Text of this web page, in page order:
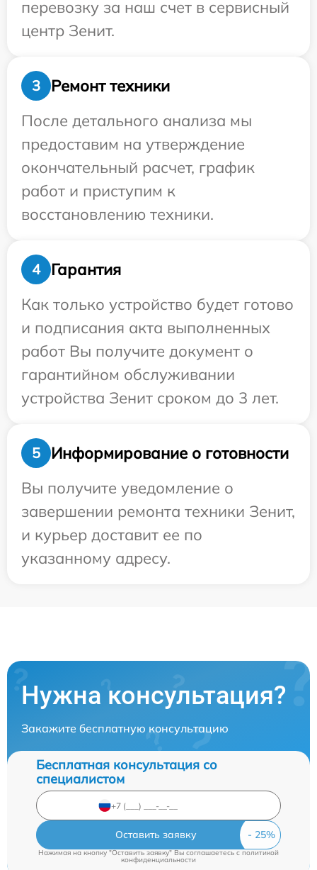
перевозку за наш счет в сервисный
центр Зенит.
3
Ремонт техники
После детального анализа мы
предоставим на утверждение
окончательный расчет, график
работ и приступим к
восстановлению техники.
4
Гарантия
Как только устройство будет готово
и подписания акта выполненных
работ Вы получите документ о
гарантийном обслуживании
устройства Зенит сроком до 3 лет.
5
Информирование о готовности
Вы получите уведомление о
завершении ремонта техники Зенит,
и курьер доставит ее по
указанному адресу.
Нужна консультация?
Закажите бесплатную консультацию
Бесплатная консультация со
специалистом
Оставить заявку
Нажимая на кнопку "Оставить заявку" Вы соглашаетесь cполитикой
конфиденциальности